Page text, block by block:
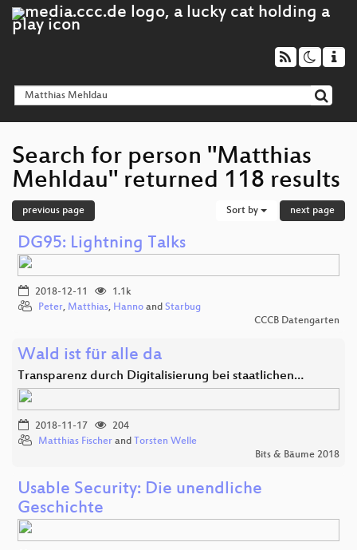
Search for person "Matthias
Mehldau" returned 118 results
previous page Sort by next page
DG95: Lightning Talks
2018-12-11
1.1k
Peter, Matthias, Hanno and Starbug
CCCB Datengarten
Wald ist für alle da
Transparenz durch Digitalisierung bei staatlichen…
2018-11-17
204
Matthias Fischer and Torsten Welle
Bits & Bäume 2018
Usable Security: Die unendliche
Geschichte